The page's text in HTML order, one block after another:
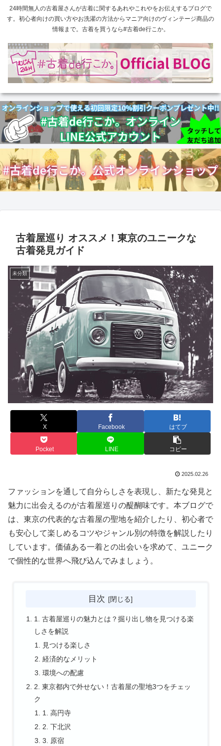
24時間無人の古着屋さんが古着に関するあれやこれやをお伝えするブログで
す。初心者向けの買い方やお洗濯の方法からマニア向けのヴィンテージ商品の
情報まで。古着を買うなら#古着de行こか。
古着屋巡り オススメ！東京のユニークな
古着発見ガイド
未分類
X Facebook はてブ
Pocket LINE コピー
2025.02.26
ファッションを通して自分らしさを表現し、新たな発見と
魅力に出会えるのが古着屋巡りの醍醐味です。本ブログで
は、東京の代表的な古着屋の聖地を紹介したり、初心者で
も安心して楽しめるコツやジャンル別の特徴を解説したり
しています。価値ある一着との出会いを求めて、ユニーク
で個性的な世界へ飛び込んでみましょう。
目次
1. 古着屋巡りの魅力とは？掘り出し物を見つける楽
しさを解説
見つける楽しさ
経済的なメリット
環境への配慮
2. 東京都内で外せない！古着屋の聖地3つをチェッ
ク
1. 高円寺
2. 下北沢
3. 原宿